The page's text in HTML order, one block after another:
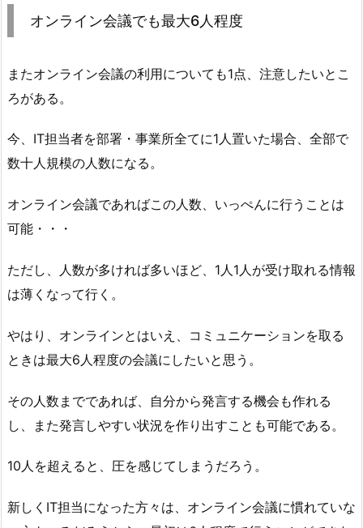
オンライン会議でも最大6人程度
またオンライン会議の利用についても1点、注意したいとこ
ろがある。
今、IT担当者を部署・事業所全てに1人置いた場合、全部で
数十人規模の人数になる。
オンライン会議であればこの人数、いっぺんに行うことは
可能・・・
ただし、人数が多ければ多いほど、1人1人が受け取れる情報
は薄くなって行く。
やはり、オンラインとはいえ、コミュニケーションを取る
ときは最大6人程度の会議にしたいと思う。
その人数までであれば、自分から発言する機会も作れる
し、また発言しやすい状況を作り出すことも可能である。
10人を超えると、圧を感じてしまうだろう。
新しくIT担当になった方々は、オンライン会議に慣れていな